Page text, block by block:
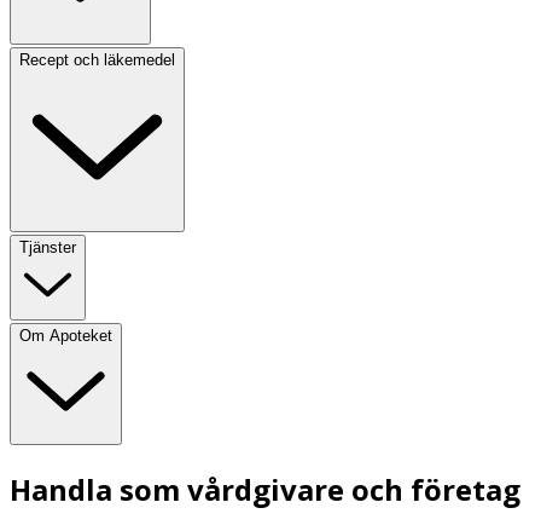
Recept och läkemedel
Tjänster
Om Apoteket
Handla som vårdgivare och företag